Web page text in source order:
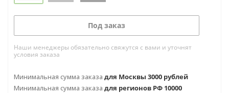
Под заказ
Наши менеджеры обязательно свяжутся с вами и уточнят
условия заказа
Минимальная сумма заказа для Москвы 3000 рублей
Минимальная сумма заказа для регионов РФ 10000